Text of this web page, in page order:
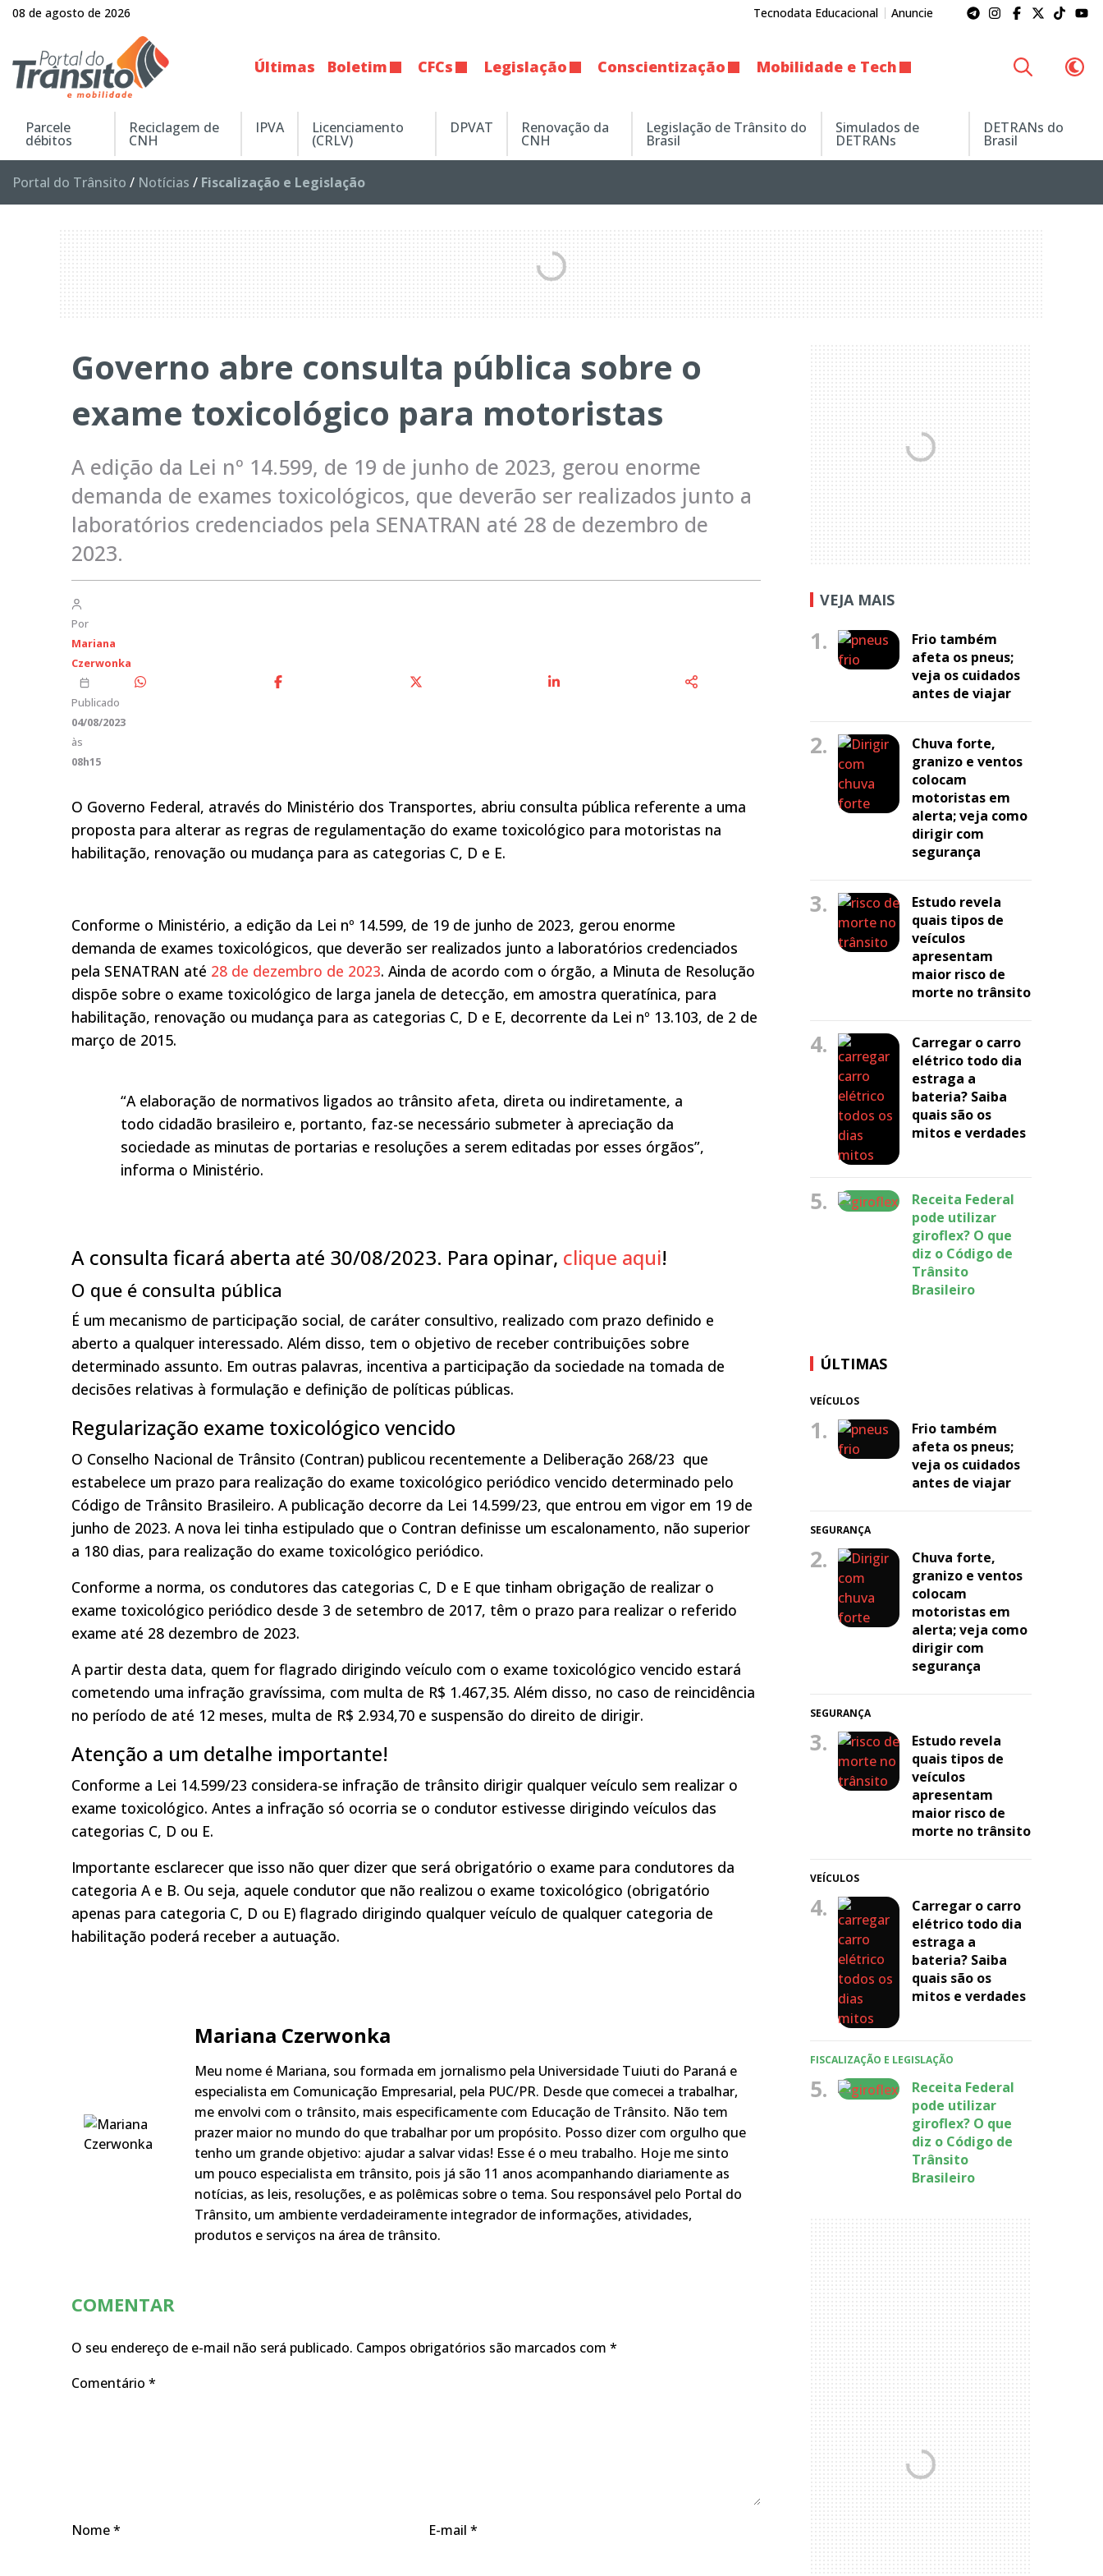
08 de agosto de 2026 Tecnodata Educacional Anuncie
Últimas Boletim CFCs Legislação Conscientização Mobilidade e Tech
Parcele
débitos
Reciclagem de
CNH
IPVA Licenciamento
(CRLV)
DPVAT Renovação da
CNH
Legislação de Trânsito do
Brasil
Simulados de
DETRANs
DETRANs do
Brasil
Portal do Trânsito / Notícias / Fiscalização e Legislação
Governo abre consulta pública sobre o
exame toxicológico para motoristas
A edição da Lei nº 14.599, de 19 de junho de 2023, gerou enorme
demanda de exames toxicológicos, que deverão ser realizados junto a
laboratórios credenciados pela SENATRAN até 28 de dezembro de
2023.
Por
Mariana
Czerwonka
Publicado
04/08/2023
às
08h15
O Governo Federal, através do Ministério dos Transportes, abriu consulta pública referente a uma
proposta para alterar as regras de regulamentação do exame toxicológico para motoristas na
habilitação, renovação ou mudança para as categorias C, D e E.
Conforme o Ministério, a edição da Lei nº 14.599, de 19 de junho de 2023, gerou enorme
demanda de exames toxicológicos, que deverão ser realizados junto a laboratórios credenciados
pela SENATRAN até 28 de dezembro de 2023. Ainda de acordo com o órgão, a Minuta de Resolução
dispõe sobre o exame toxicológico de larga janela de detecção, em amostra queratínica, para
habilitação, renovação ou mudança para as categorias C, D e E, decorrente da Lei nº 13.103, de 2 de
março de 2015.
“A elaboração de normativos ligados ao trânsito afeta, direta ou indiretamente, a
todo cidadão brasileiro e, portanto, faz-se necessário submeter à apreciação da
sociedade as minutas de portarias e resoluções a serem editadas por esses órgãos”,
informa o Ministério.
A consulta ficará aberta até 30/08/2023. Para opinar, clique aqui!
O que é consulta pública
É um mecanismo de participação social, de caráter consultivo, realizado com prazo definido e
aberto a qualquer interessado. Além disso, tem o objetivo de receber contribuições sobre
determinado assunto. Em outras palavras, incentiva a participação da sociedade na tomada de
decisões relativas à formulação e definição de políticas públicas.
Regularização exame toxicológico vencido
O Conselho Nacional de Trânsito (Contran) publicou recentemente a Deliberação 268/23 que
estabelece um prazo para realização do exame toxicológico periódico vencido determinado pelo
Código de Trânsito Brasileiro. A publicação decorre da Lei 14.599/23, que entrou em vigor em 19 de
junho de 2023. A nova lei tinha estipulado que o Contran definisse um escalonamento, não superior
a 180 dias, para realização do exame toxicológico periódico.
Conforme a norma, os condutores das categorias C, D e E que tinham obrigação de realizar o
exame toxicológico periódico desde 3 de setembro de 2017, têm o prazo para realizar o referido
exame até 28 dezembro de 2023.
A partir desta data, quem for flagrado dirigindo veículo com o exame toxicológico vencido estará
cometendo uma infração gravíssima, com multa de R$ 1.467,35. Além disso, no caso de reincidência
no período de até 12 meses, multa de R$ 2.934,70 e suspensão do direito de dirigir.
Atenção a um detalhe importante!
Conforme a Lei 14.599/23 considera-se infração de trânsito dirigir qualquer veículo sem realizar o
exame toxicológico. Antes a infração só ocorria se o condutor estivesse dirigindo veículos das
categorias C, D ou E.
Importante esclarecer que isso não quer dizer que será obrigatório o exame para condutores da
categoria A e B. Ou seja, aquele condutor que não realizou o exame toxicológico (obrigatório
apenas para categoria C, D ou E) flagrado dirigindo qualquer veículo de qualquer categoria de
habilitação poderá receber a autuação.
Mariana Czerwonka
Meu nome é Mariana, sou formada em jornalismo pela Universidade Tuiuti do Paraná e
especialista em Comunicação Empresarial, pela PUC/PR. Desde que comecei a trabalhar,
me envolvi com o trânsito, mais especificamente com Educação de Trânsito. Não tem
prazer maior no mundo do que trabalhar por um propósito. Posso dizer com orgulho que
tenho um grande objetivo: ajudar a salvar vidas! Esse é o meu trabalho. Hoje me sinto
um pouco especialista em trânsito, pois já são 11 anos acompanhando diariamente as
notícias, as leis, resoluções, e as polêmicas sobre o tema. Sou responsável pelo Portal do
Trânsito, um ambiente verdadeiramente integrador de informações, atividades,
produtos e serviços na área de trânsito.
COMENTAR
O seu endereço de e-mail não será publicado. Campos obrigatórios são marcados com *
Comentário *
Nome* E-mail *
VEJA MAIS
1.
Frio também
afeta os pneus;
veja os cuidados
antes de viajar
2.
Chuva forte,
granizo e ventos
colocam
motoristas em
alerta; veja como
dirigir com
segurança
3.
Estudo revela
quais tipos de
veículos
apresentam
maior risco de
morte no trânsito
4.
Carregar o carro
elétrico todo dia
estraga a
bateria? Saiba
quais são os
mitos e verdades
5.
Receita Federal
pode utilizar
giroflex? O que
diz o Código de
Trânsito
Brasileiro
ÚLTIMAS
VEÍCULOS
1.
Frio também
afeta os pneus;
veja os cuidados
antes de viajar
SEGURANÇA
2.
Chuva forte,
granizo e ventos
colocam
motoristas em
alerta; veja como
dirigir com
segurança
SEGURANÇA
3.
Estudo revela
quais tipos de
veículos
apresentam
maior risco de
morte no trânsito
VEÍCULOS
4.
Carregar o carro
elétrico todo dia
estraga a
bateria? Saiba
quais são os
mitos e verdades
FISCALIZAÇÃO E LEGISLAÇÃO
5.
Receita Federal
pode utilizar
giroflex? O que
diz o Código de
Trânsito
Brasileiro